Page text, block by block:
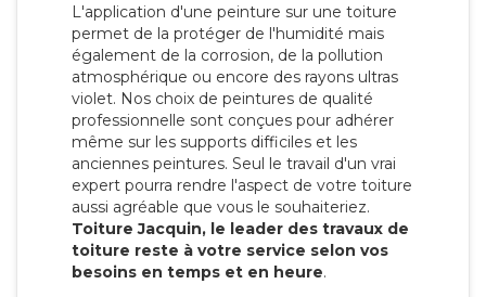
L'application d'une peinture sur une toiture
permet de la protéger de l'humidité mais
également de la corrosion, de la pollution
atmosphérique ou encore des rayons ultras
violet. Nos choix de peintures de qualité
professionnelle sont conçues pour adhérer
même sur les supports difficiles et les
anciennes peintures. Seul le travail d'un vrai
expert pourra rendre l'aspect de votre toiture
aussi agréable que vous le souhaiteriez.
Toiture Jacquin, le leader des travaux de
toiture reste à votre service selon vos
besoins en temps et en heure.